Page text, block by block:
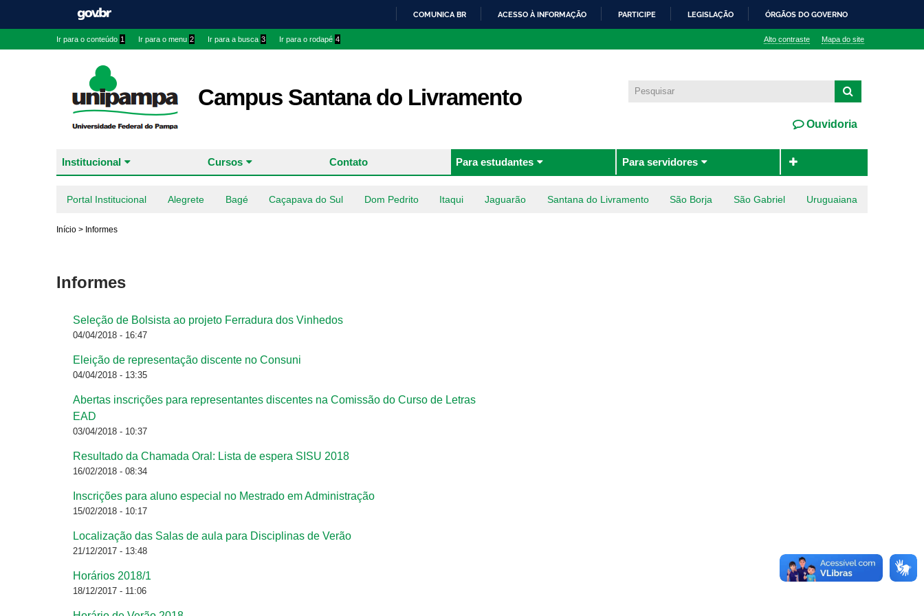
COMUNICA BR ACESSO À INFORMAÇÃO PARTICIPE LEGISLAÇÃO ÓRGÃOS DO GOVERNO
Ir para o conteúdo 1 Ir para o menu 2 Ir para a busca 3 Ir para o rodapé 4 Alto contraste Mapa do site
Campus Santana do Livramento
Ouvidoria
Institucional Cursos Contato Para estudantes Para servidores
Portal Institucional Alegrete Bagé Caçapava do Sul Dom Pedrito Itaqui Jaguarão Santana do Livramento São Borja São Gabriel Uruguaiana
Início > Informes
Informes
Seleção de Bolsista ao projeto Ferradura dos Vinhedos
04/04/2018 - 16:47
Eleição de representação discente no Consuni
04/04/2018 - 13:35
Abertas inscrições para representantes discentes na Comissão do Curso de Letras
EAD
03/04/2018 - 10:37
Resultado da Chamada Oral: Lista de espera SISU 2018
16/02/2018 - 08:34
Inscrições para aluno especial no Mestrado em Administração
15/02/2018 - 10:17
Localização das Salas de aula para Disciplinas de Verão
21/12/2017 - 13:48
Horários 2018/1
18/12/2017 - 11:06
Páginas